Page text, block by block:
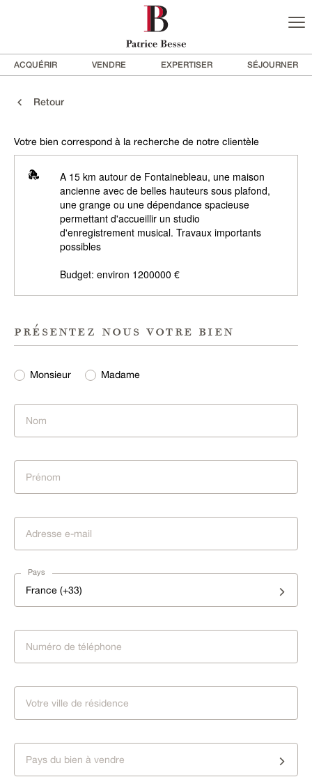
ACQUÉRIR VENDRE EXPERTISER SÉJOURNER
Retour
Votre bien correspond à la recherche de notre clientèle
A 15 km autour de Fontainebleau, une maison
ancienne avec de belles hauteurs sous plafond,
une grange ou une dépendance spacieuse
permettant d'accueillir un studio
d'enregistrement musical. Travaux importants
possibles
Budget: environ 1200000 €
présentez nous votre bien
Monsieur Madame
Pays
France (+33)
Pays du bien à vendre